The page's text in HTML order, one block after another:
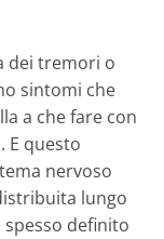
dei tremori o
sintomi che
a che fare con
E questo
nervoso
lungo
definito